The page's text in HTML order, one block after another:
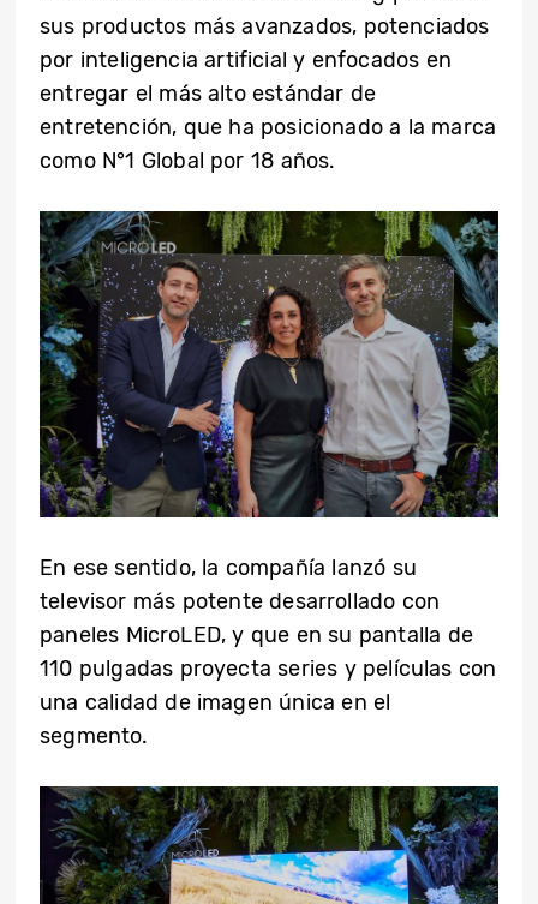
sus productos más avanzados, potenciados
por inteligencia artificial y enfocados en
entregar el más alto estándar de
entretención, que ha posicionado a la marca
como N°1 Global por 18 años.
En ese sentido, la compañía lanzó su
televisor más potente desarrollado con
paneles MicroLED, y que en su pantalla de
110 pulgadas proyecta series y películas con
una calidad de imagen única en el
segmento.